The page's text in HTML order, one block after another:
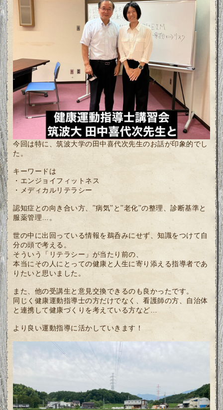
今回は特に、筑波大学の田中喜代次先生のお話が印象的でし
た。
キーワードは
・エンジョイフィットネス
・メディカルリテラシー
認知症との向き合い方、”病気”と”老化”の整理、診断基準と
服薬管理…。
世の中に出回っている情報を鵜呑みにせず、知識をつけて自
分の頭で考える。
そういう「リテラシー」が当たり前の、
本当にその人にとっての健康と人生に寄り添える指導者であ
りたいと思いました。
また、他の受講生と意見交換できるのも良かったです。
同じく健康運動指導士の方だけでなく、看護師の方、自治体
と連携して健康づくりを考えている方など…
より良い運動指導に活かしていきます！